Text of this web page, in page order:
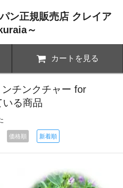
カートを見る
ンチンクチャー for
いる商品
価格順 新着順